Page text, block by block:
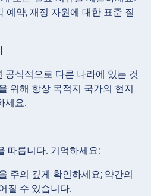
예약, 재정 자원에 대한 표준 질
공식적으로 다른 나라에 있는 것
위해 항상 목적지 국가의 현지
세요.
따릅니다. 기억하세요:
주의 깊게 확인하세요; 약간의
질 수 있습니다.